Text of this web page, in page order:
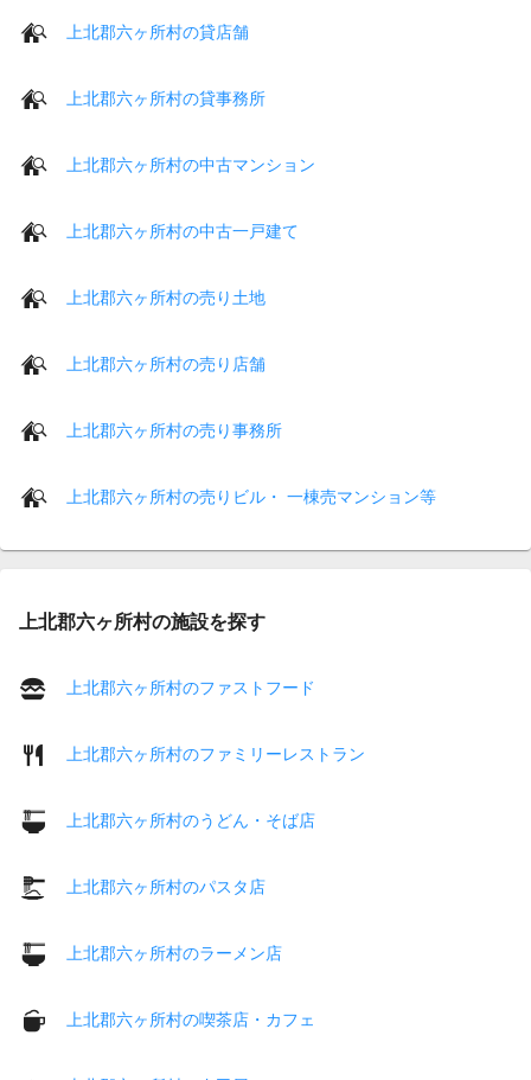
上北郡六ヶ所村の貸店舗
上北郡六ヶ所村の貸事務所
上北郡六ヶ所村の中古マンション
上北郡六ヶ所村の中古一戸建て
上北郡六ヶ所村の売り土地
上北郡六ヶ所村の売り店舗
上北郡六ヶ所村の売り事務所
上北郡六ヶ所村の売りビル・ 一棟売マンション等
上北郡六ヶ所村の施設を探す
上北郡六ヶ所村のファストフード
上北郡六ヶ所村のファミリーレストラン
上北郡六ヶ所村のうどん・そば店
上北郡六ヶ所村のパスタ店
上北郡六ヶ所村のラーメン店
上北郡六ヶ所村の喫茶店・カフェ